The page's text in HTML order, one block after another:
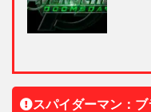
スパイダーマン：ブ